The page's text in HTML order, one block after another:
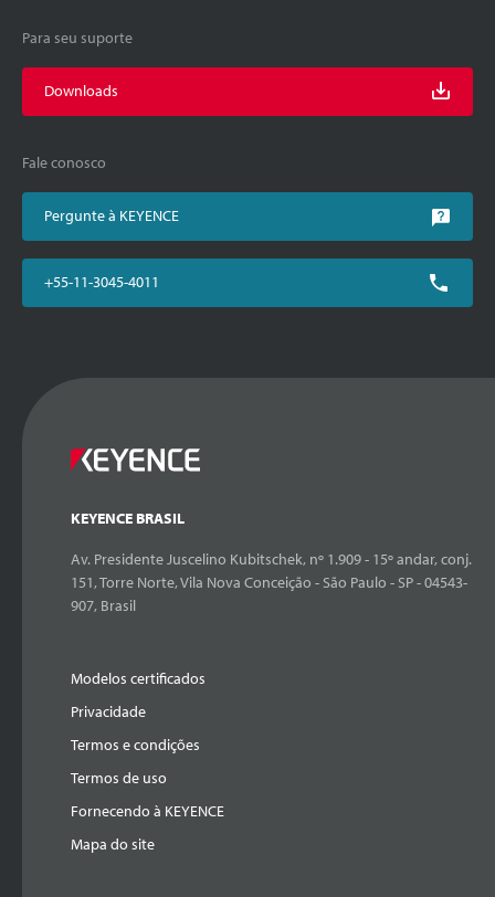
Para seu suporte
Downloads
Fale conosco
Pergunte à KEYENCE
+55-11-3045-4011
KEYENCE BRASIL
Av. Presidente Juscelino Kubitschek, nº 1.909 - 15º andar, conj.
151, Torre Norte, Vila Nova Conceição - São Paulo - SP - 04543-
907, Brasil
Modelos certificados
Privacidade
Termos e condições
Termos de uso
Fornecendo à KEYENCE
Mapa do site